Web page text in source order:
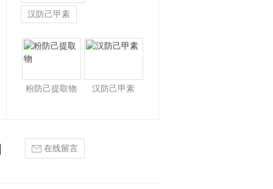
汉防己甲素
粉防己提取物 汉防己甲素
在线留言